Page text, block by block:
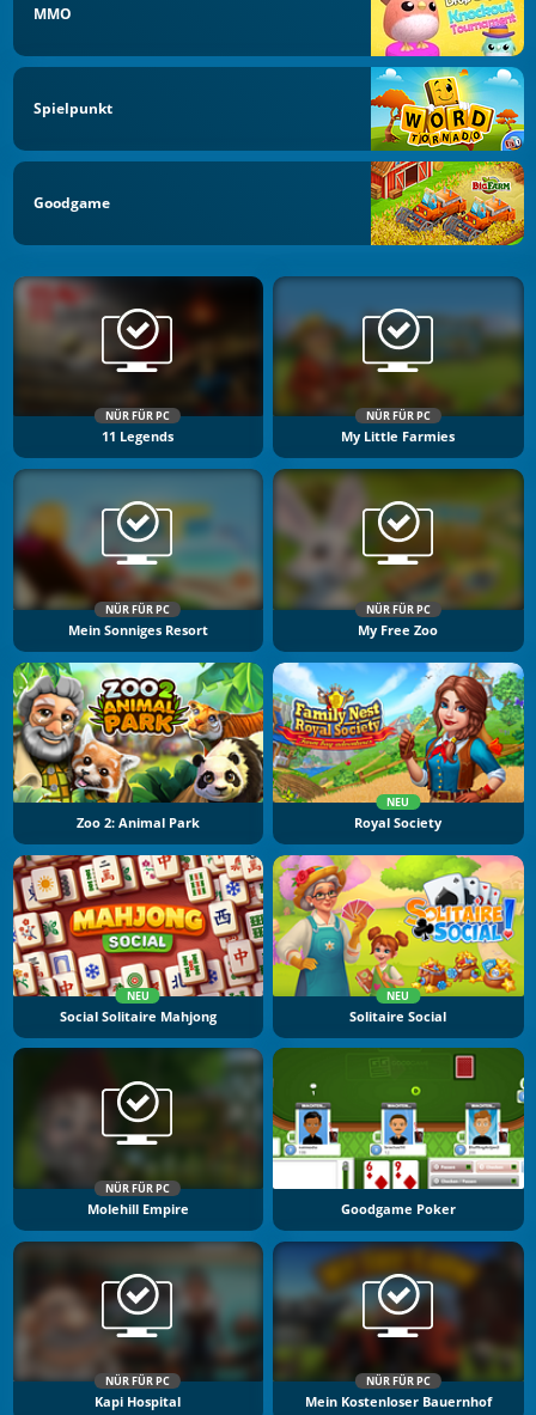
MMO
Spielpunkt
Goodgame
NÜR FÜR PC
11 Legends
NÜR FÜR PC
My Little Farmies
NÜR FÜR PC
Mein Sonniges Resort
NÜR FÜR PC
My Free Zoo
Zoo 2: Animal Park
NEU
Royal Society
NEU
Social Solitaire Mahjong
NEU
Solitaire Social
NÜR FÜR PC
Molehill Empire Goodgame Poker
NÜR FÜR PC
Kapi Hospital
NÜR FÜR PC
Mein Kostenloser Bauernhof